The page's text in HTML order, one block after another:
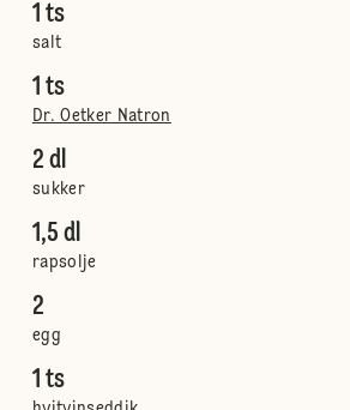
1 ts
salt
1 ts
Dr. Oetker Natron
2 dl
sukker
1,5 dl
rapsolje
2
egg
1 ts